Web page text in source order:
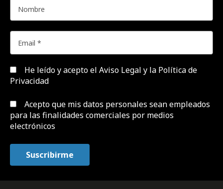
He leído y acepto el Aviso Legal y la Política de
Privacidad
Acepto que mis datos personales sean empleados
para las finalidades comerciales por medios
electrónicos